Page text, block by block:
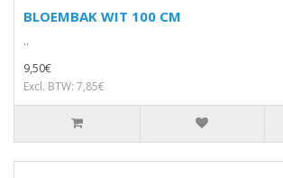
BLOEMBAK WIT 100 CM
..
9,50€
Excl. BTW: 7,85€